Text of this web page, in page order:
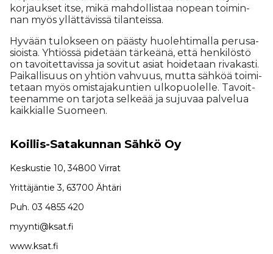
kor­jauk­set it­se, mikä mah­dol­lis­taa no­pe­an toi­min­
nan myös yl­lät­tä­vis­sä ti­lan­teis­sa.
Hy­vään tu­lok­seen on pääs­ty huo­leh­ti­mal­la pe­ru­sa­
si­ois­ta. Yh­ti­ös­sä pi­de­tään tär­ke­ä­nä, et­tä hen­ki­lös­tö
on ta­voi­tet­ta­vis­sa ja so­vi­tut asi­at hoi­de­taan ri­va­kas­ti.
Pai­kal­li­suus on yh­ti­ön vah­vuus, mut­ta säh­köä toi­mi­
te­taan myös omis­ta­ja­kun­tien ul­ko­puo­lel­le. Ta­voit­
tee­nam­me on tar­jo­ta sel­ke­ää ja su­ju­vaa pal­ve­lua
kaik­ki­al­le Suo­meen.
Koillis-Sata­kun­nan Sähkö Oy
Kes­kus­tie 10, 34800 Vir­rat
Yrit­tä­jän­tie 3, 63700 Äh­tä­ri
Puh. 03 4855 420
myyn­ti@ksat.fi
www.ksat.fi